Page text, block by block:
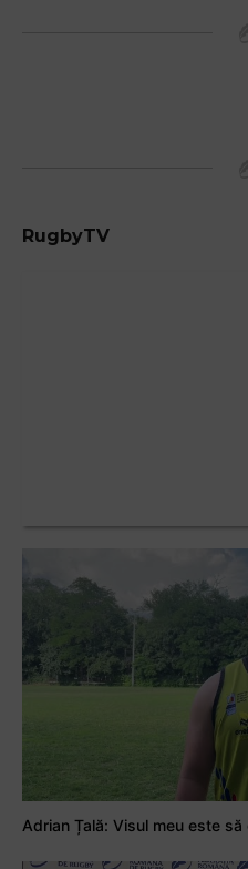
RugbyTV
Adrian Țală: Visul meu este